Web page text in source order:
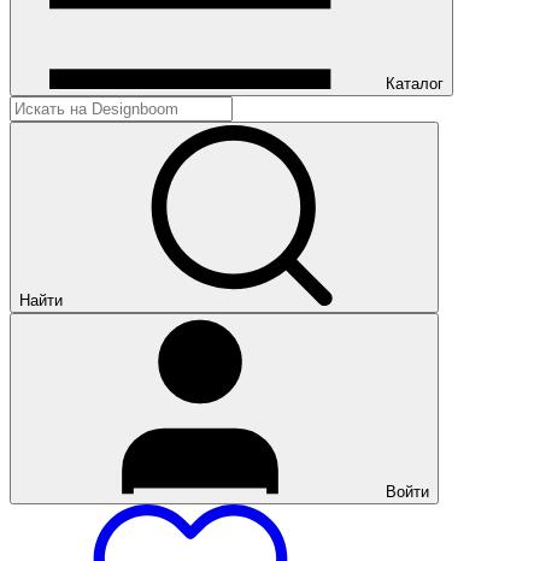
Каталог
Найти
Войти